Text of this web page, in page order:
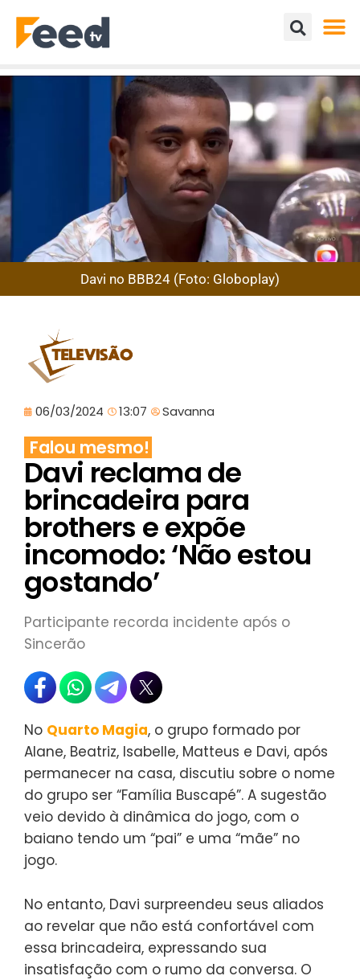
Davi no BBB24 (Foto: Globoplay)
06/03/2024 13:07 Savanna
Falou mesmo!
Davi reclama de
brincadeira para
brothers e expõe
incomodo: ‘Não estou
gostando’
Participante recorda incidente após o
Sincerão
No Quarto Magia, o grupo formado por
Alane, Beatriz, Isabelle, Matteus e Davi, após
permanecer na casa, discutiu sobre o nome
do grupo ser “Família Buscapé”. A sugestão
veio devido à dinâmica do jogo, com o
baiano tendo um “pai” e uma “mãe” no
jogo.
No entanto, Davi surpreendeu seus aliados
ao revelar que não está confortável com
essa brincadeira, expressando sua
insatisfação com o rumo da conversa. O